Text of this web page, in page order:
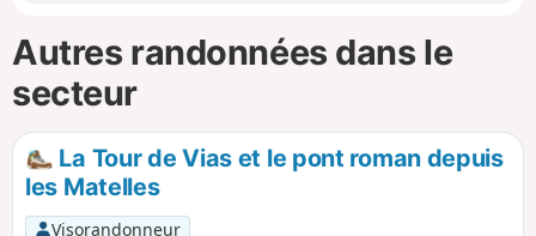
Autres randonnées dans le
secteur
La Tour de Vias et le pont roman depuis
les Matelles
Visorandonneur